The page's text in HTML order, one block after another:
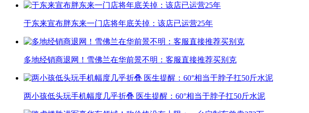
于东来宣布胖东来一门店将年底关掉：该店已运营25年
多地经销商退网！雪佛兰在华前景不明：客服直接推荐买别克
两小孩低头玩手机幅度几乎折叠 医生提醒：60°相当于脖子扛50斤水泥